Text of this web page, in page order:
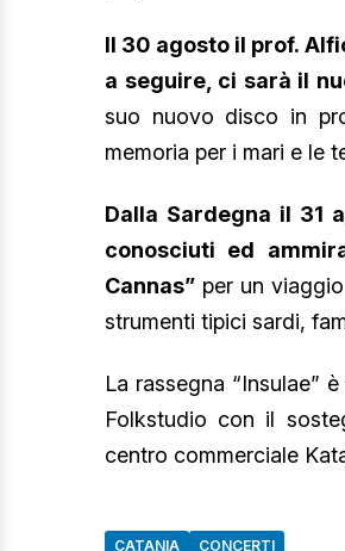
Il 30 agosto il prof.
a seguire, ci sarà il
suo nuovo disco in
memoria per i mari e le
Dalla Sardegna il 31
conosciuti ed
Cannas” per un
strumenti tipici sardi,
La rassegna “Insulae”
Folkstudio con il
centro commerciale
CATANIA CONCERTI